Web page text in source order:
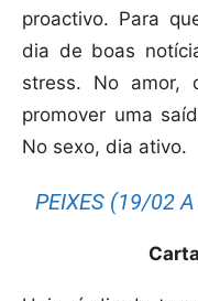
proactivo. Para
dia de boas
stress. No amor,
promover uma
No sexo, dia ativo.
PEIXES (19/02